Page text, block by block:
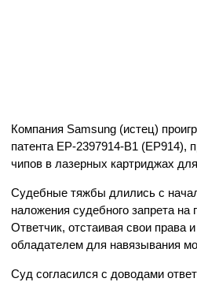
Компания Samsung (истец)
патента EP-2397914-B1 (EP914),
чипов в лазерных картриджах
Судебные тяжбы длились с
наложения судебного запрета
Ответчик, отстаивая свои права
обладателем для навязывания
Суд согласился с доводами